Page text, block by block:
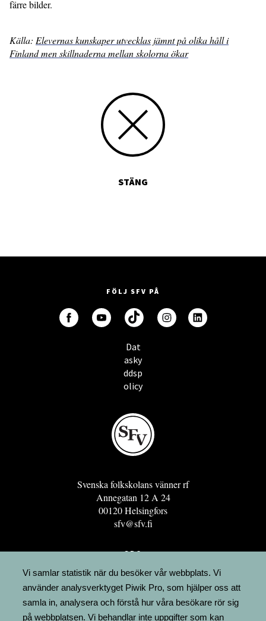
färre bilder.
Källa: Elevernas kunskaper utvecklas jämnt på olika håll i
Finland men skillnaderna mellan skolorna ökar
STÄNG
FÖLJ SFV PÅ
Dat
asky
ddsp
olicy
Svenska folkskolans vänner rf
Annegatan 12 A 24
00120 Helsingfors
sfv@sfv.fi
GRO
FÖRENINGSRESURSEN
MINNESRUNOR.FI
UPPSLAGSVERKET FINLAND
Vi samlar statistik när du besöker vår webbplats. Vi
använder analysverktyget Piwik Pro, som hjälper oss att
samla in, analysera och förstå hur våra besökare rör sig
på webbplatsen. Vi behandlar inte uppgifter som kan